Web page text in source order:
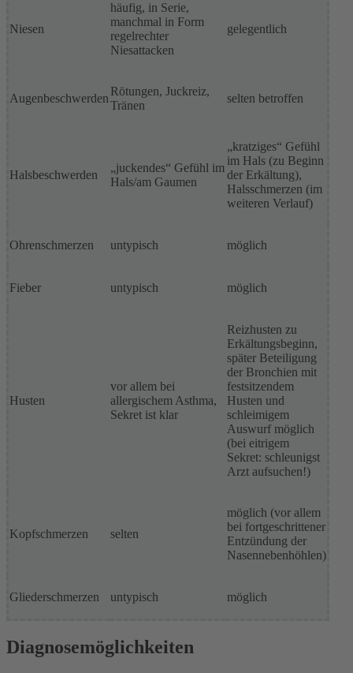
Niesen
häufig, in Serie,
manchmal in Form
regelrechter
Niesattacken
gelegentlich
Augenbeschwerden
Rötungen, Juckreiz,
Tränen
selten betroffen
Halsbeschwerden
„juckendes“ Gefühl im
Hals/am Gaumen
„kratziges“ Gefühl
im Hals (zu Beginn
der Erkältung),
Halsschmerzen (im
weiteren Verlauf)
Ohrenschmerzen untypisch möglich
Fieber untypisch möglich
Husten
vor allem bei
allergischem Asthma,
Sekret ist klar
Reizhusten zu
Erkältungsbeginn,
später Beteiligung
der Bronchien mit
festsitzendem
Husten und
schleimigem
Auswurf möglich
(bei eitrigem
Sekret: schleunigst
Arzt aufsuchen!)
Kopfschmerzen selten
möglich (vor allem
bei fortgeschrittener
Entzündung der
Nasennebenhöhlen)
Gliederschmerzen untypisch möglich
Diagnosemöglichkeiten